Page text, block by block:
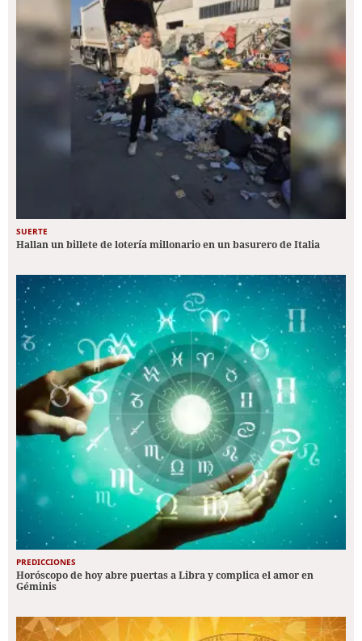
SUERTE
Hallan un billete de lotería millonario en un basurero de Italia
PREDICCIONES
Horóscopo de hoy abre puertas a Libra y complica el amor en
Géminis